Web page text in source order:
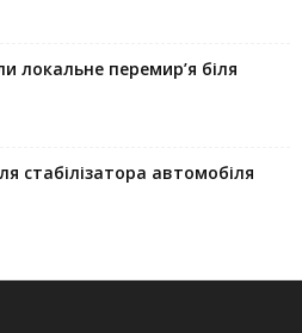
локальне перемир’я біля
стабілізатора автомобіля